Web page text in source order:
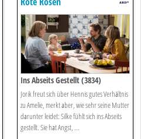
Ins Abseits Gestellt (3834)
Jorik freut sich über Hennis gutes Verhältnis
zu Amelie, merkt aber, wie sehr seine Mutter
darunter leidet: Silke fühlt sich ins Abseits
gestellt. Sie hat Angst, ...